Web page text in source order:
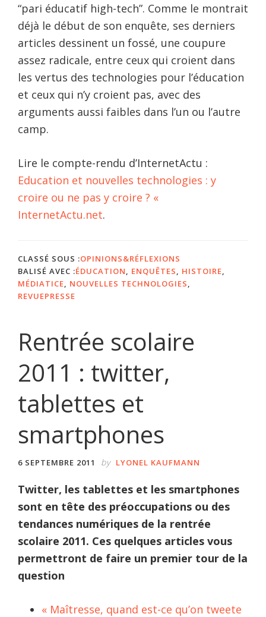
“pari éducatif high-tech”. Comme le montrait
déjà le début de son enquête, ses derniers
articles dessinent un fossé, une coupure
assez radicale, entre ceux qui croient dans
les vertus des technologies pour l’éducation
et ceux qui n’y croient pas, avec des
arguments aussi faibles dans l’un ou l’autre
camp.
Lire le compte-rendu d’InternetActu :
Education et nouvelles technologies : y
croire ou ne pas y croire ? «
InternetActu.net.
CLASSÉ SOUS :OPINIONS&RÉFLEXIONS
BALISÉ AVEC :ÉDUCATION ENQUÊTES HISTOIRE
MÉDIATICE
NOUVELLES TECHNOLOGIES
REVUEPRESSE
Rentrée scolaire
2011 : twitter,
tablettes et
smartphones
6 SEPTEMBRE 2011 by LYONEL KAUFMANN
Twitter, les tablettes et les smartphones
sont en tête des préoccupations ou des
tendances numériques de la rentrée
scolaire 2011. Ces quelques articles vous
permettront de faire un premier tour de la
question
« Maîtresse, quand est-ce qu’on tweete